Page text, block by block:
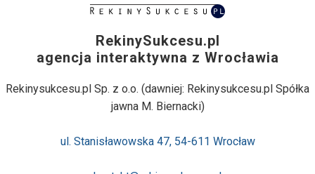
RekinySukcesu.pl
agencja interaktywna z Wrocławia
Rekinysukcesu.pl Sp. z o.o. (dawniej: Rekinysukcesu.pl Spółka
jawna M. Biernacki)
ul. Stanisławowska 47, 54-611 Wrocław